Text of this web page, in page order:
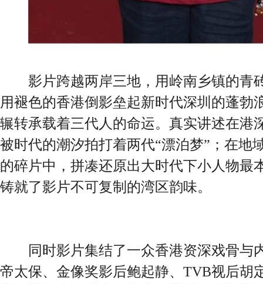
影片跨越两岸三地，用岭南乡镇的青
用褪色的香港倒影垒起新时代深圳的蓬勃
辗转承载着三代人的命运。真实讲述在港
被时代的潮汐拍打着两代“漂泊梦”；在地
的碎片中，拼凑还原出大时代下小人物最
铸就了影片不可复制的湾区韵味。
同时影片集结了一众香港资深戏骨与
帝太保、金像奖影后鲍起静、TVB视后胡